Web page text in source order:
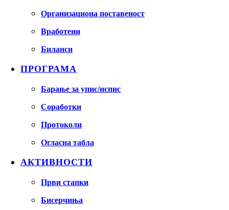
Организациона поставеност
Вработени
Биланси
ПРОГРАМА
Барање за упис/испис
Соработки
Протоколи
Огласна табла
АКТИВНОСТИ
Први стапки
Бисерчиња